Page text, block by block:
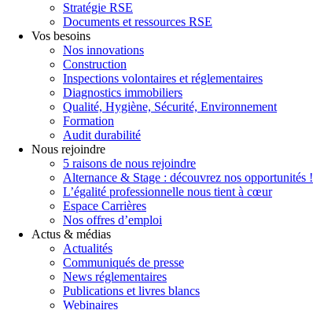
Stratégie RSE
Documents et ressources RSE
Vos besoins
Nos innovations
Construction
Inspections volontaires et réglementaires
Diagnostics immobiliers
Qualité, Hygiène, Sécurité, Environnement
Formation
Audit durabilité
Nous rejoindre
5 raisons de nous rejoindre
Alternance & Stage : découvrez nos opportunités !
L’égalité professionnelle nous tient à cœur
Espace Carrières
Nos offres d’emploi
Actus & médias
Actualités
Communiqués de presse
News réglementaires
Publications et livres blancs
Webinaires